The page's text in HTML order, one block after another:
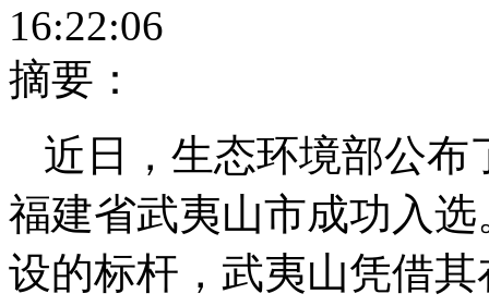
16:22:06
摘要：
近日，生态环境部公布
福建省武夷山市成功入
设的标杆，武夷山凭借